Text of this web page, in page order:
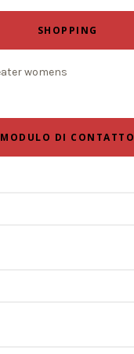
SHOPPING
MODULO DI CONTATTO